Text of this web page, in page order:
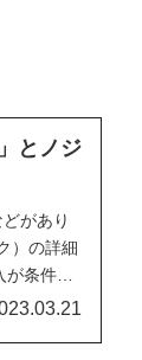
とノジ
があり
）の詳細
条件と
のでしょ